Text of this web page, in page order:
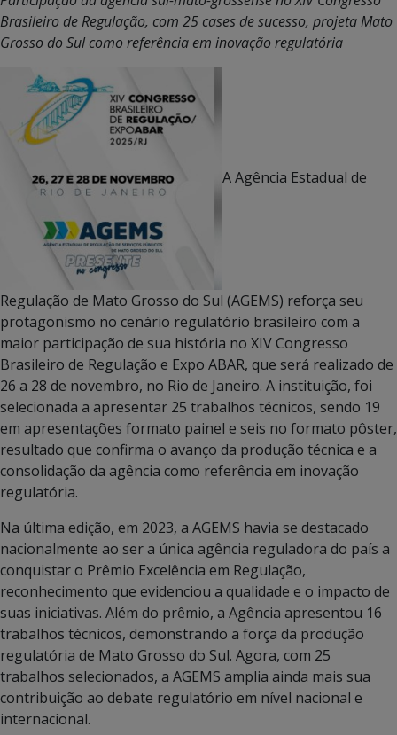
Brasileiro de Regulação, com 25 cases de sucesso, projeta Mato
Grosso do Sul como referência em inovação regulatória
A Agência Estadual de
Regulação de Mato Grosso do Sul (AGEMS) reforça seu
protagonismo no cenário regulatório brasileiro com a
maior participação de sua história no XIV Congresso
Brasileiro de Regulação e Expo ABAR, que será realizado de
26 a 28 de novembro, no Rio de Janeiro. A instituição, foi
selecionada a apresentar 25 trabalhos técnicos, sendo 19
em apresentações formato painel e seis no formato pôster,
resultado que confirma o avanço da produção técnica e a
consolidação da agência como referência em inovação
regulatória.
Na última edição, em 2023, a AGEMS havia se destacado
nacionalmente ao ser a única agência reguladora do país a
conquistar o Prêmio Excelência em Regulação,
reconhecimento que evidenciou a qualidade e o impacto de
suas iniciativas. Além do prêmio, a Agência apresentou 16
trabalhos técnicos, demonstrando a força da produção
regulatória de Mato Grosso do Sul. Agora, com 25
trabalhos selecionados, a AGEMS amplia ainda mais sua
contribuição ao debate regulatório em nível nacional e
internacional.